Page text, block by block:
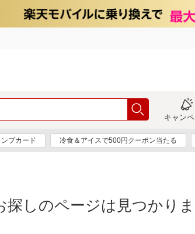
キャン
プカード 冷食＆アイスで500円クーポン当たる
探しのページは見つかりま